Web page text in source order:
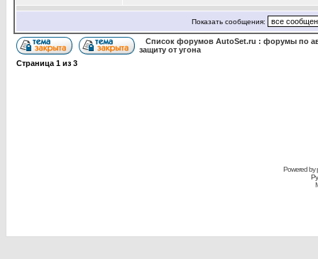
Показать сообщения:
Список форумов AutoSet.ru : форумы по
защиту от угона
Страница 1 из 3
Powered by